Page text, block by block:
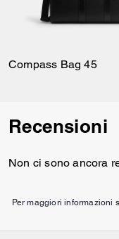
Compass Bag 45
Recensioni
Non ci sono ancora
Per maggiori informazioni